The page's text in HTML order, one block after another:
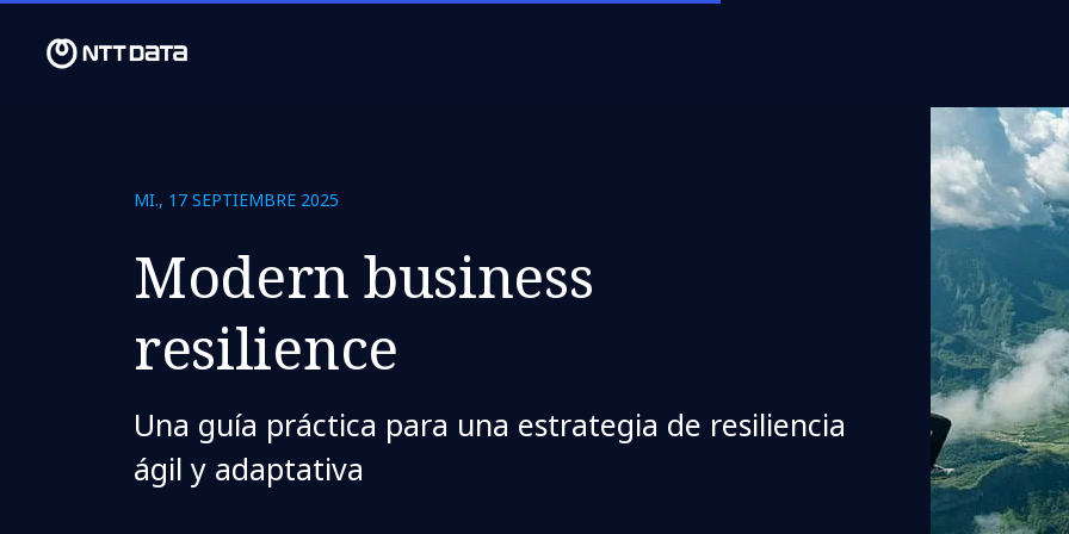
MI., 17 SEPTIEMBRE 2025
Modern business
resilience
Una guía práctica para una estrategia de resiliencia
ágil y adaptativa